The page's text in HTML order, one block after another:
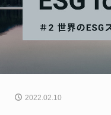
2022.02.10